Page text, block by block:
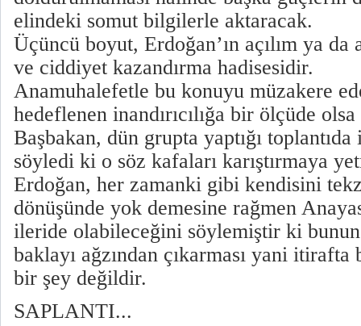
elindeki somut bilgilerle aktaracak.
Üçüncü boyut, Erdoğan’ın açılım ya da
ve ciddiyet kazandırma hadisesidir.
Anamuhalefetle bu konuyu müzakere
hedeflenen inandırıcılığa bir ölçüde
Başbakan, dün grupta yaptığı
söyledi ki o söz kafaları karıştırmaya
Erdoğan, her zamanki gibi kendisini
dönüşünde yok demesine rağmen
ileride olabileceğini söylemiştir ki bunun
baklayı ağzından çıkarması yani itirafta
bir şey değildir.
SAPLANTI...